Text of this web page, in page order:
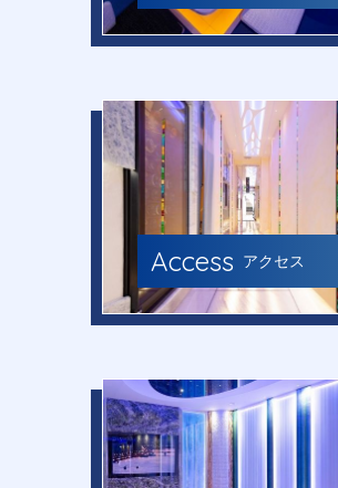
Access アクセス